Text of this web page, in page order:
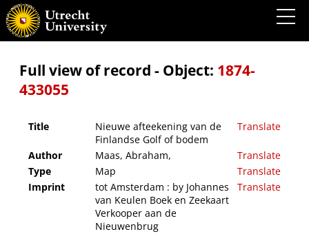
Nieuwe afteekening van de Finlandse Golf of bodem
Full view of record - Object: 1874-
433055
Title
Nieuwe afteekening van de
Finlandse Golf of bodem
Translate
Author Maas, Abraham,
Translate
Type
Map
Translate
Imprint
tot Amsterdam : by Johannes
van Keulen Boek en Zeekaart
Verkooper aan de
Nieuwenbrug
Translate